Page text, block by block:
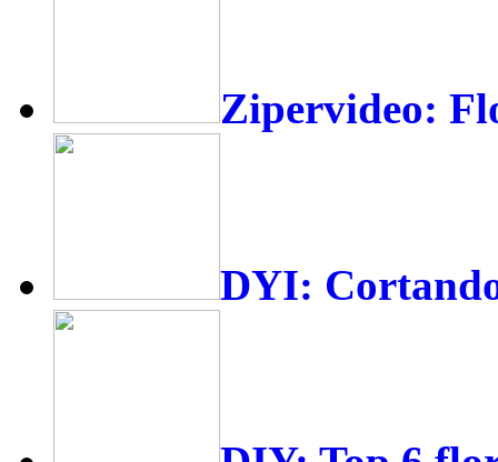
Zipervideo:
DYI: